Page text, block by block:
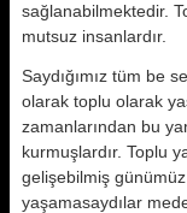
sağlanabilmektedir.
mutsuz insanlardır.
Saydığımız tüm be
olarak toplu olarak
zamanlarından bu
kurmuşlardır. Toplu
gelişebilmiş
yaşamasaydılar